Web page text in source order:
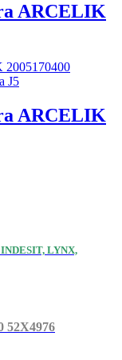
ARCELIK
J5
ARCELIK
LYNX,
52X4976